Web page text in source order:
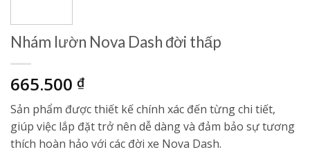
Nhám lườn Nova Dash đời thấp
665.500 ₫
Sản phẩm được thiết kế chính xác đến từng chi tiết,
giúp việc lắp đặt trở nên dễ dàng và đảm bảo sự tương
thích hoàn hảo với các đời xe Nova Dash.